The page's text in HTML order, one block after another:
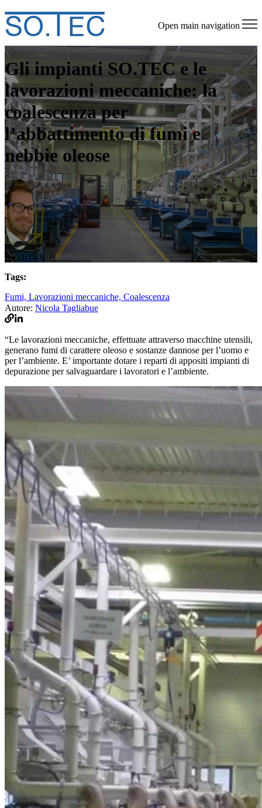
Open main navigation
Gli impianti SO.TEC e le
lavorazioni meccaniche: la
coalescenza per
l’abbattimento di fumi e
nebbie oleose
30/11/15 8.09
Tags:
Fumi, Lavorazioni meccaniche, Coalescenza
Autore: Nicola Tagliabue
“Le lavorazioni meccaniche, effettuate attraverso macchine utensili,
generano fumi di carattere oleoso e sostanze dannose per l’uomo e
per l’ambiente. E’ importante dotare i reparti di appositi impianti di
depurazione per salvaguardare i lavoratori e l’ambiente.